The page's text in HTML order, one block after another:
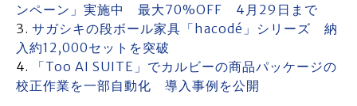
ンペーン」実施中 最大70%OFF 4月29日まで
サガシキの段ボール家具「hacodé」シリーズ 納
入約12,000セットを突破
「Too AI SUITE」でカルビーの商品パッケージの
校正作業を一部自動化 導入事例を公開